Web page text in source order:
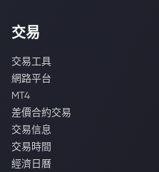
交易
交易工具
網路平台
MT4
差價合約交易
交易信息
交易時間
經濟日曆